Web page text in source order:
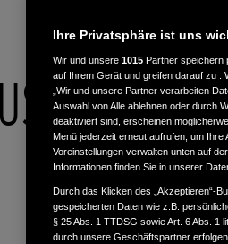
Ihre Privatsphäre ist uns
Wir und unsere 1015 Partner speichern
auf Ihrem Gerät und greifen darauf zu .
„Wir und unsere Partner verarbeiten
Auswahl von Alle ablehnen oder durch
deaktiviert sind, erscheinen
Menü jederzeit erneut aufrufen, um Ihre
Voreinstellungen verwalten unten auf
Informationen finden Sie in unserer
Durch das Klicken des „Akzeptieren“-
gespeicherten Daten wie z.B.
§ 25 Abs. 1 TTDSG sowie Art. 6 Abs. 1
durch unsere Geschäftspartner